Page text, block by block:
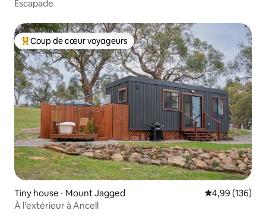
Escapade
Coups de cœur voyageurs les plus appréciés
Coup de cœur voyageurs
Tiny house ⋅ Mount Jagged Évaluation
4,99 (136)
À l'extérieur à Ancell